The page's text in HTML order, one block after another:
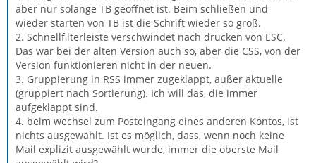
aber nur solange TB geöffnet ist. Beim schließen und
wieder starten von TB ist die Schrift wieder so groß.
2. Schnellfilterleiste verschwindet nach drücken von ESC.
Das war bei der alten Version auch so, aber die CSS, von der
Version funktionieren nicht in der neuen.
3. Gruppierung in RSS immer zugeklappt, außer aktuelle
(gruppiert nach Sortierung). Ich will das, die immer
aufgeklappt sind.
4. beim wechsel zum Posteingang eines anderen Kontos, ist
nichts ausgewählt. Ist es möglich, dass, wenn noch keine
Mail explizit ausgewählt wurde, immer die oberste Mail